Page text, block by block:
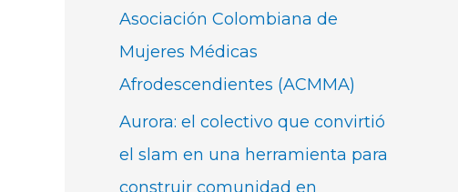
Asociación Colombiana de
Mujeres Médicas
Afrodescendientes (ACMMA)
Aurora: el colectivo que convirtió
el slam en una herramienta para
construir comunidad en